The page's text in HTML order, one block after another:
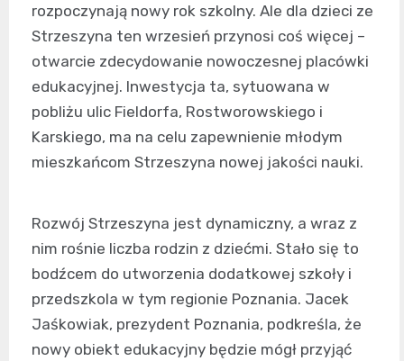
rozpoczynają nowy rok szkolny. Ale dla dzieci ze
Strzeszyna ten wrzesień przynosi coś więcej –
otwarcie zdecydowanie nowoczesnej placówki
edukacyjnej. Inwestycja ta, sytuowana w
pobliżu ulic Fieldorfa, Rostworowskiego i
Karskiego, ma na celu zapewnienie młodym
mieszkańcom Strzeszyna nowej jakości nauki.
Rozwój Strzeszyna jest dynamiczny, a wraz z
nim rośnie liczba rodzin z dziećmi. Stało się to
bodźcem do utworzenia dodatkowej szkoły i
przedszkola w tym regionie Poznania. Jacek
Jaśkowiak, prezydent Poznania, podkreśla, że
nowy obiekt edukacyjny będzie mógł przyjąć